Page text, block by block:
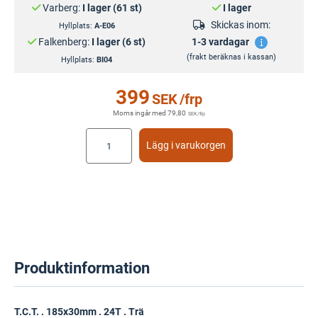
Varberg: I lager (61 st)
Hyllplats: A-E06
Falkenberg: I lager (6 st)
Hyllplats: BI04
I lager
Skickas inom:
1-3 vardagar
(frakt beräknas i kassan)
399SEK/frp
Moms ingår med 79,80 SEK/frp
Lägg i varukorgen
Produktinformation
T.C.T. . 185x30mm . 24T . Trä